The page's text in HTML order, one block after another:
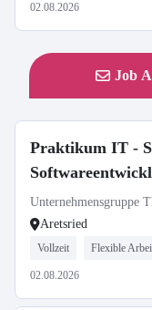
02.08.2026
Job
Praktikum IT -
Unternehmensgruppe
Aretsried
Vollzeit Flexible
02.08.2026